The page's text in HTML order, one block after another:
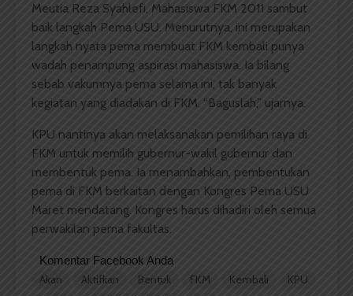
Meutia Reza Syahlefi, Mahasiswa FKM 2011 sambut
baik langkah Pema USU. Menurutnya, ini merupakan
langkah nyata pema membuat FKM kembali punya
wadah penampung aspirasi mahasiswa. Ia bilang
sebab vakumnya pema selama ini, tak banyak
kegiatan yang diadakan di FKM. “Baguslah,” ujarnya.
KPU nantinya akan melaksanakan pemilihan raya di
FKM untuk memilih gubernur-wakil gubernur dan
membentuk pema. Ia menambahkan, pembentukan
pema di FKM berkaitan dengan Kongres Pema USU
Maret mendatang. Kongres harus dihadiri oleh semua
perwakilan pema fakultas.
Komentar Facebook Anda
Akan Aktifkan Bentuk FKM Kembali
KPU